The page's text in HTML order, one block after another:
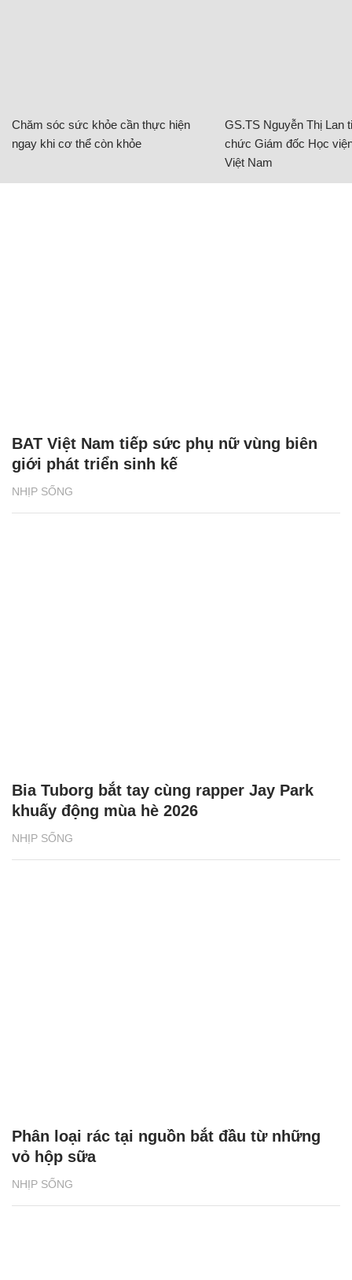
Chăm sóc sức khỏe cần thực hiện
ngay khi cơ thể còn khỏe
GS.TS Nguyễn Thị Lan
chức Giám đốc Học
Việt Nam
NHỊP SỐNG
BAT Việt Nam tiếp sức phụ nữ vùng biên
giới phát triển sinh kế
NHỊP SỐNG
Bia Tuborg bắt tay cùng rapper Jay Park
khuấy động mùa hè 2026
NHỊP SỐNG
Phân loại rác tại nguồn bắt đầu từ những
vỏ hộp sữa